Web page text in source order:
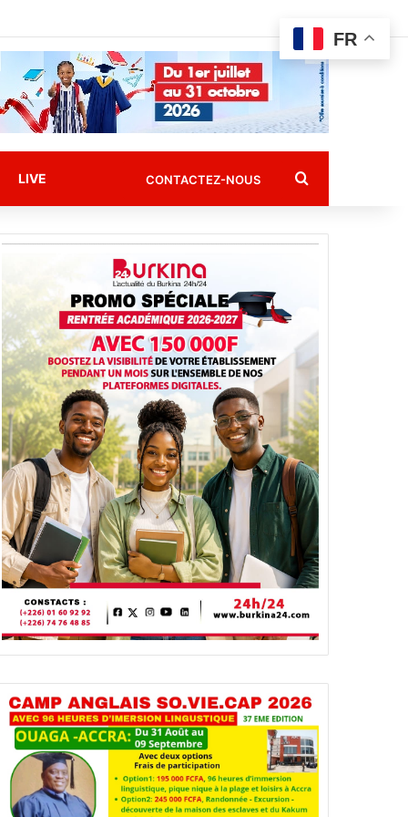
LIVE CONTACTEZ-NOUS Rechercher
FR